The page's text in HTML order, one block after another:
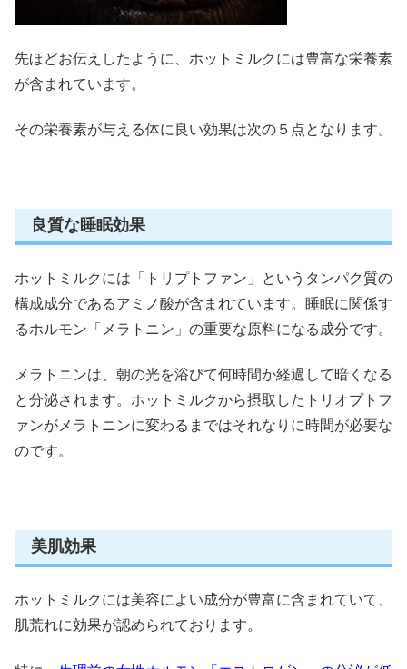
先ほどお伝えしたように、ホットミルクには豊富な栄養素
が含まれています。
その栄養素が与える体に良い効果は次の５点となります。
良質な睡眠効果
ホットミルクには 「トリプトファン」というタンパク質の
構成成分であるアミノ酸が含まれています。睡眠に関係す
るホルモン「メラトニン」の重要な原料になる成分です。
メラトニンは、朝の光を浴びて何時間か経過して暗くなる
と分泌されます。ホットミルクから摂取したトリオプトフ
ァンがメラトニンに変わるまではそれなりに時間が必要な
のです。
美肌効果
ホットミルクには美容によい成分が豊富に含まれていて、
肌荒れに効果が認められております。